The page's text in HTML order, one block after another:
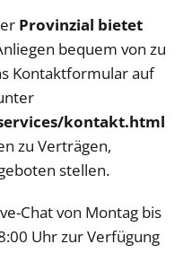
Provinzial bietet
bequem von zu
Kontaktformular auf
kontakt.html
zu Verträgen,
stellen.
Chat von Montag bis
Uhr zur Verfügung